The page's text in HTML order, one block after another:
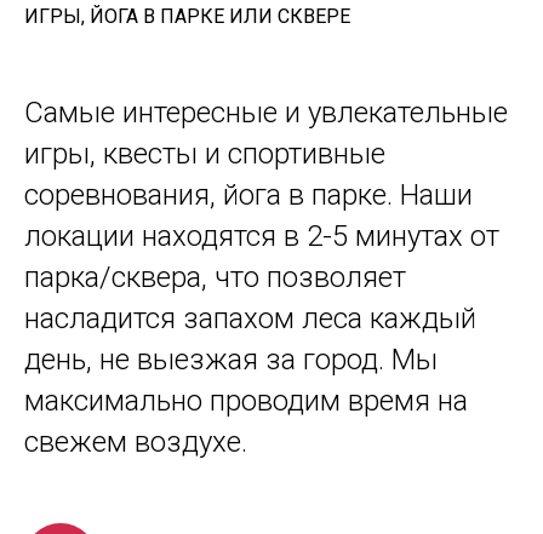
ИГРЫ, ЙОГА В ПАРКЕ ИЛИ СКВЕРЕ
Самые интересные и увлекательные
игры, квесты и спортивные
соревнования, йога в парке. Наши
локации находятся в 2-5 минутах от
парка/сквера, что позволяет
насладится запахом леса каждый
день, не выезжая за город. Мы
максимально проводим время на
свежем воздухе.